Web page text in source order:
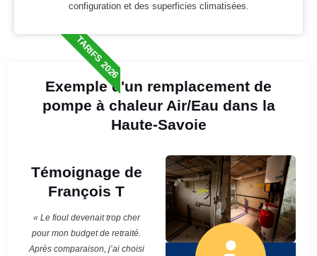
configuration et des superficies climatisées.
TARIFS 2026
Exemple d'un remplacement de
pompe à chaleur Air/Eau dans la
Haute-Savoie
Témoignage de
François T
« Le fioul devenait trop cher
pour mon budget de retraité.
Après comparaison, j’ai choisi